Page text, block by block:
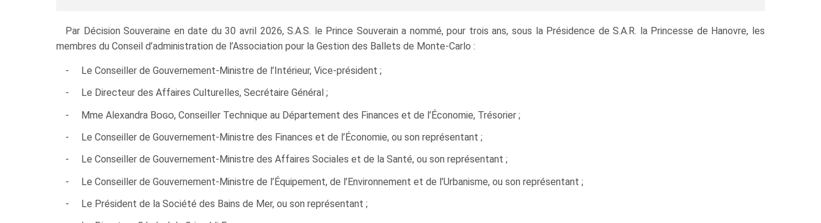
Par Décision Souveraine en date du 30 avril 2026, S.A.S. le Prince Souverain a nommé, pour trois ans, sous la Présidence de S.A.R. la Princesse de Hanovre, les
membres du Conseil d’administration de l’Association pour la Gestion des Ballets de Monte‑Carlo :
- Le Conseiller de Gouvernement-Ministre de l’Intérieur, Vice‑président ;
- Le Directeur des Affaires Culturelles, Secrétaire Général ;
- Mme Alexandra Bogo, Conseiller Technique au Département des Finances et de l’Économie, Trésorier ;
- Le Conseiller de Gouvernement-Ministre des Finances et de l’Économie, ou son représentant ;
- Le Conseiller de Gouvernement-Ministre des Affaires Sociales et de la Santé, ou son représentant ;
- Le Conseiller de Gouvernement-Ministre de l’Équipement, de l’Environnement et de l’Urbanisme, ou son représentant ;
- Le Président de la Société des Bains de Mer, ou son représentant ;